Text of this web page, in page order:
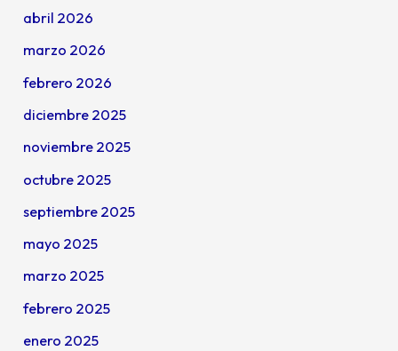
abril 2026
marzo 2026
febrero 2026
diciembre 2025
noviembre 2025
octubre 2025
septiembre 2025
mayo 2025
marzo 2025
febrero 2025
enero 2025